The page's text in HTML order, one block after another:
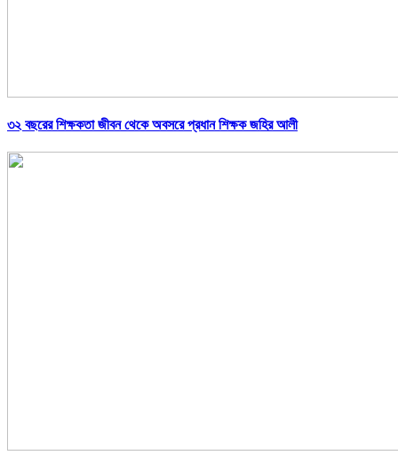
৩২ বছরের শিক্ষকতা জীবন থেকে অবসরে প্রধান শিক্ষক জহির আলী